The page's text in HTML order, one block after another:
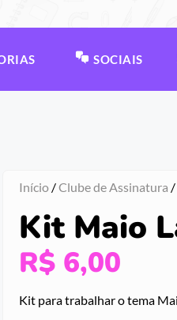
SOCIAIS
Início/Clube de Assinatura /
Kit Maio
R$6,00
Kit para trabalhar o tema